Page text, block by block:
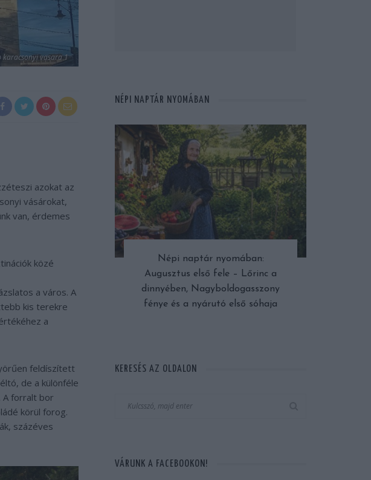
karacsonyi vasara 1
azokat az
vásárokat,
van, érdemes
közé
a város. A
kis terekre
a
feldíszített
de a különféle
A forralt bor
körül forog.
százéves
NÉPI NAPTÁR NYOMÁBAN
Népi naptár nyomában:
Augusztus első fele – Lőrinc a
dinnyében, Nagyboldogasszony
fénye és a nyárutó első sóhaja
KERESÉS AZ OLDALON
VÁRUNK A FACEBOOKON!